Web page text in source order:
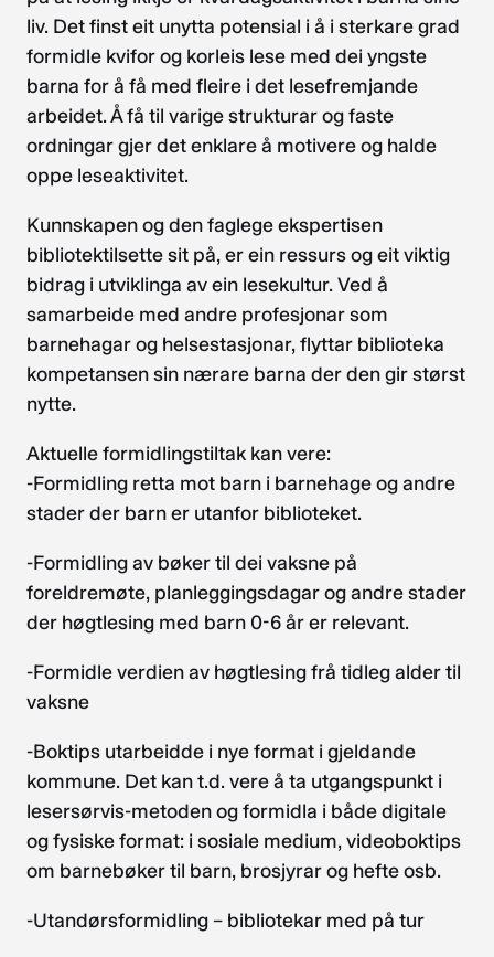
liv. Det finst eit unytta potensial i å i sterkare grad
formidle kvifor og korleis lese med dei yngste
barna for å få med fleire i det lesefremjande
arbeidet. Å få til varige strukturar og faste
ordningar gjer det enklare å motivere og halde
oppe leseaktivitet.
Kunnskapen og den faglege ekspertisen
bibliotektilsette sit på, er ein ressurs og eit viktig
bidrag i utviklinga av ein lesekultur. Ved å
samarbeide med andre profesjonar som
barnehagar og helsestasjonar, flyttar biblioteka
kompetansen sin nærare barna der den gir størst
nytte.
Aktuelle formidlingstiltak kan vere:
-Formidling retta mot barn i barnehage og andre
stader der barn er utanfor biblioteket.
-Formidling av bøker til dei vaksne på
foreldremøte, planleggingsdagar og andre stader
der høgtlesing med barn 0-6 år er relevant.
-Formidle verdien av høgtlesing frå tidleg alder til
vaksne
-Boktips utarbeidde i nye format i gjeldande
kommune. Det kan t.d. vere å ta utgangspunkt i
lesersørvis-metoden og formidla i både digitale
og fysiske format: i sosiale medium, videoboktips
om barnebøker til barn, brosjyrar og hefte osb.
-Utandørsformidling – bibliotekar med på tur